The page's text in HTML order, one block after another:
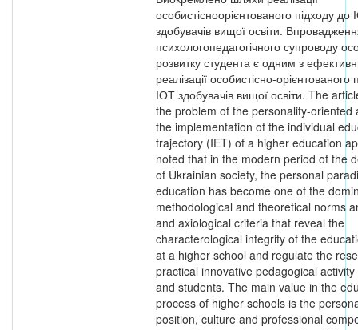
особистісноорієнтованого підходу до
здобувачів вищої освіти.
психологопедагогічного супроводу
розвитку студента є одним з
реалізації особистісно-орієнтованого
ІОТ здобувачів вищої освіти. The
the problem of the personality-oriented
the implementation of the individual
trajectory (IET) of a higher education
noted that in the modern period of the
of Ukrainian society, the personal
education has become one of the
methodological and theoretical norms
and axiological criteria that reveal the
characterological integrity of the
at a higher school and regulate the
practical innovative pedagogical
and students. The main value in the
process of higher schools is the
position, culture and professional